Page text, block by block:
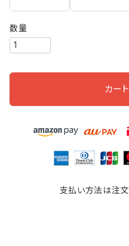
カー
支払い方法は注文